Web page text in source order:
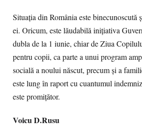
Situaţia din România este binecunoscută
ei. Oricum, este lăudabilă iniţiativa
dubla de la 1 iunie, chiar de Ziua
pentru copii, ca parte a unui program
socială a noului născut, precum şi a
este lung în raport cu cuantumul
este promiţător.
Voicu D.Rusu